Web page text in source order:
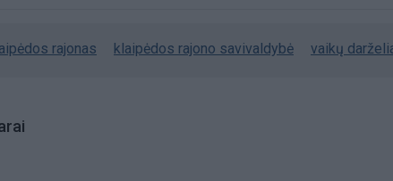
rajonas klaipėdos rajono savivaldybė vaikų